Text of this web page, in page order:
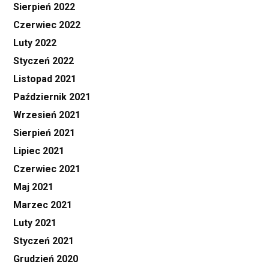
Sierpień 2022
Czerwiec 2022
Luty 2022
Styczeń 2022
Listopad 2021
Październik 2021
Wrzesień 2021
Sierpień 2021
Lipiec 2021
Czerwiec 2021
Maj 2021
Marzec 2021
Luty 2021
Styczeń 2021
Grudzień 2020